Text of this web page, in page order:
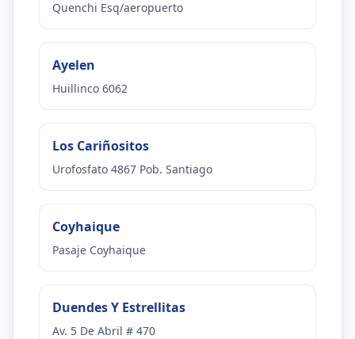
Quenchi Esq/aeropuerto
Ayelen
Huillinco 6062
Los Cariñositos
Urofosfato 4867 Pob. Santiago
Coyhaique
Pasaje Coyhaique
Duendes Y Estrellitas
Av. 5 De Abril # 470